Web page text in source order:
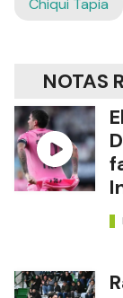
escenario
Chiqui Tapia
NOTAS